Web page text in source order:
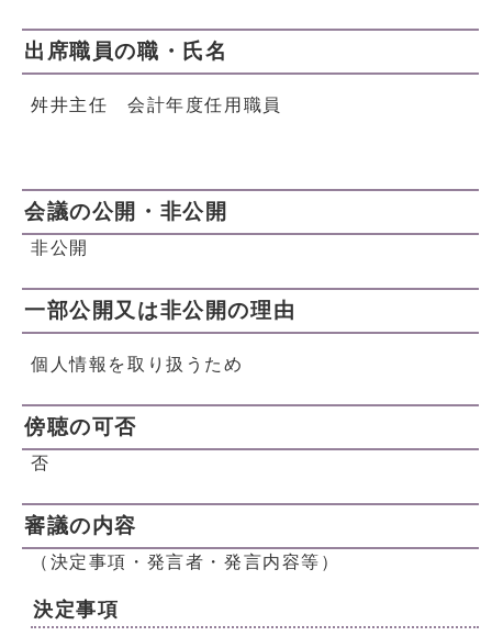
出席職員の職・氏名
舛井主任 会計年度任用職員
会議の公開・非公開
非公開
一部公開又は非公開の理由
個人情報を取り扱うため
傍聴の可否
否
審議の内容
（決定事項・発言者・発言内容等）
決定事項